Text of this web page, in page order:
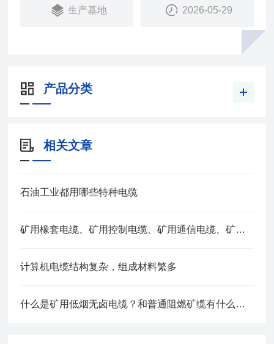
生产基地 2026-05-29
产品分类
相关文章
石油工业都用哪些特种电缆
矿用橡套电缆、矿用控制电缆、矿用通信电缆、矿用电力电缆、矿用计算机电缆区别，看完不选错
计算机电缆结构复杂，组成材料繁多
什么是矿用低烟无卤电缆？和普通阻燃矿缆有什么区别？